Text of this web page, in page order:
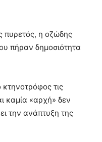
πυρετός, η οζώδης
πήραν δημοσιότητα
τις
καμία «αρχή» δεν
την ανάπτυξη της